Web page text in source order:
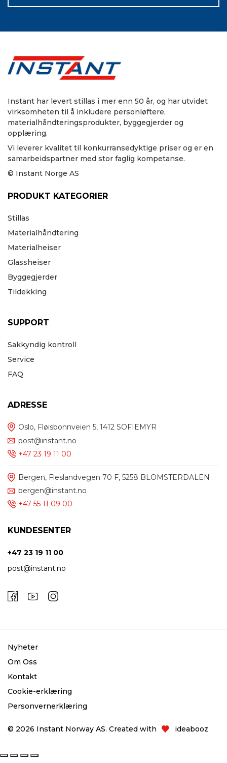
Instant har levert stillas i mer enn 50 år, og har utvidet
virksomheten til å inkludere personløftere,
materialhåndteringsprodukter, byggegjerder og
opplæring.
Vi leverer kvalitet til konkurransedyktige priser og er en
samarbeidspartner med stor faglig kompetanse.
© Instant Norge AS
PRODUKT KATEGORIER
Stillas
Materialhåndtering
Materialheiser
Glassheiser
Byggegjerder
Tildekking
SUPPORT
Sakkyndig kontroll
Service
FAQ
ADRESSE
Oslo, Fløisbonnveien 5, 1412 SOFIEMYR
post@instant.no
+47 23 19 11 00
Bergen, Fleslandvegen 70 F, 5258 BLOMSTERDALEN
bergen@instant.no
+47 55 11 09 00
KUNDESENTER
+47 23 19 11 00
post@instant.no
Nyheter
Om Oss
Kontakt
Cookie-erklæring
Personvernerklæring
© 2026 Instant Norway AS. Created with ideabooz